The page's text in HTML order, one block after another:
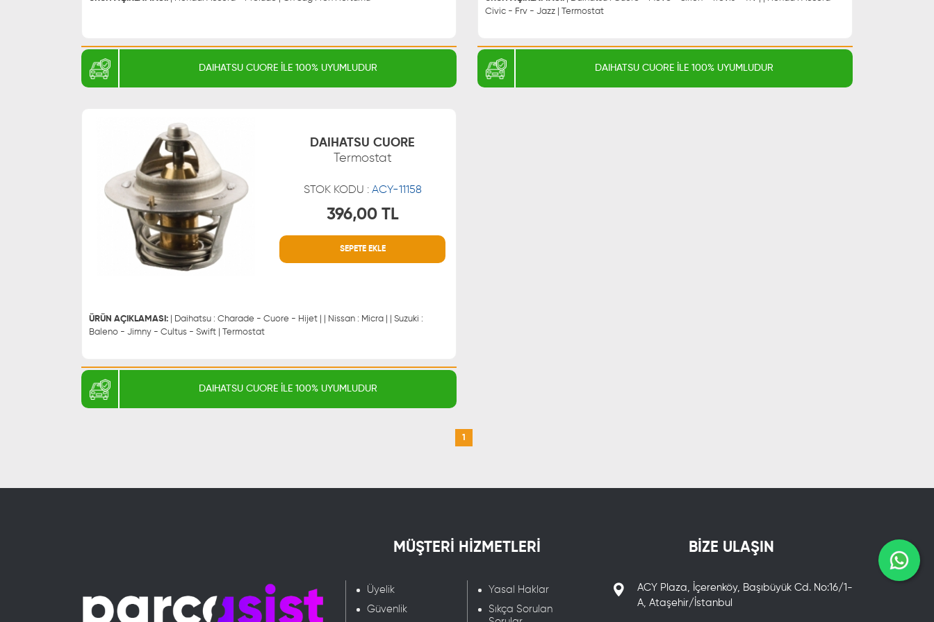
DAIHATSU CUORE İLE 100% UYUMLUDUR
Civic - Frv - Jazz | Termostat
DAIHATSU CUORE İLE 100% UYUMLUDUR
DAIHATSU CUORE
Termostat
STOK KODU : ACY-11158
396,00 TL
SEPETE EKLE
ÜRÜN AÇIKLAMASI: | Daihatsu : Charade - Cuore - Hijet | | Nissan : Micra | | Suzuki :
Baleno - Jimny - Cultus - Swift | Termostat
WHATSAPP
DAIHATSU CUORE İLE 100% UYUMLUDUR
1
MÜŞTERİ HİZMETLERİ
Üyelik
Yasal Haklar
Güvenlik
Sıkça Sorulan
BİZE ULAŞIN
ACY Plaza, İçerenköy, Başıbüyük Cd. No:16/1-
A, Ataşehir/İstanbul